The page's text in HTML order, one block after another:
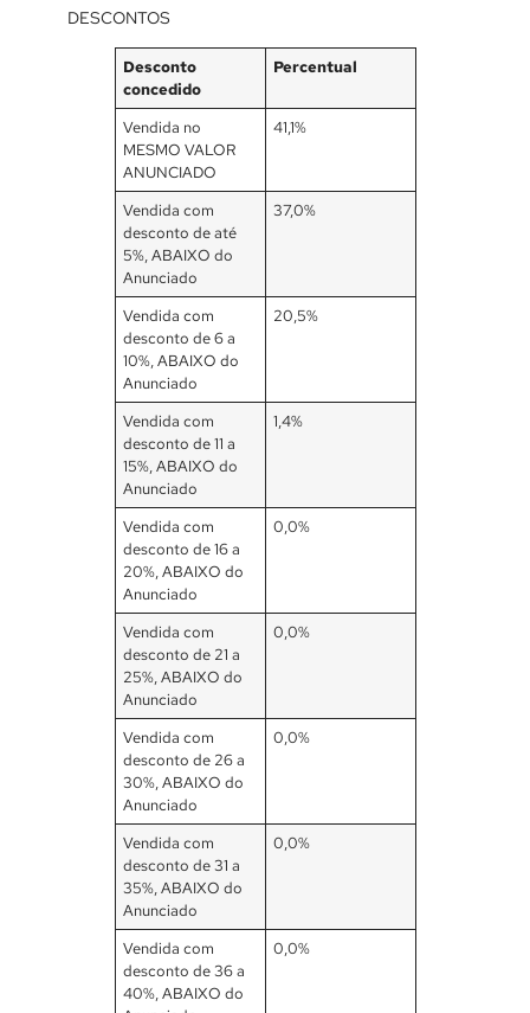
DESCONTOS
Desconto
concedido
Percentual
Vendida no
MESMO VALOR
ANUNCIADO
41,1%
Vendida com
desconto de até
5%, ABAIXO do
Anunciado
37,0%
Vendida com
desconto de 6 a
10%, ABAIXO do
Anunciado
20,5%
Vendida com
desconto de 11 a
15%, ABAIXO do
Anunciado
1,4%
Vendida com
desconto de 16 a
20%, ABAIXO do
Anunciado
0,0%
Vendida com
desconto de 21 a
25%, ABAIXO do
Anunciado
0,0%
Vendida com
desconto de 26 a
30%, ABAIXO do
Anunciado
0,0%
Vendida com
desconto de 31 a
35%, ABAIXO do
Anunciado
0,0%
Vendida com
desconto de 36 a
40%, ABAIXO do
0,0%